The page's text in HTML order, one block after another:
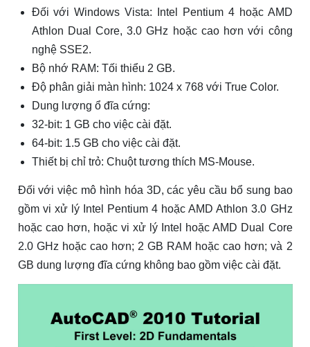
Đối với Windows Vista: Intel Pentium 4 hoặc AMD
Athlon Dual Core, 3.0 GHz hoặc cao hơn với công
nghệ SSE2.
Bộ nhớ RAM: Tối thiểu 2 GB.
Độ phân giải màn hình: 1024 x 768 với True Color.
Dung lượng ổ đĩa cứng:
32-bit: 1 GB cho việc cài đặt.
64-bit: 1.5 GB cho việc cài đặt.
Thiết bị chỉ trỏ: Chuột tương thích MS-Mouse.
Đối với việc mô hình hóa 3D, các yêu cầu bổ sung bao
gồm vi xử lý Intel Pentium 4 hoặc AMD Athlon 3.0 GHz
hoặc cao hơn, hoặc vi xử lý Intel hoặc AMD Dual Core
2.0 GHz hoặc cao hơn; 2 GB RAM hoặc cao hơn; và 2
GB dung lượng đĩa cứng không bao gồm việc cài đặt.